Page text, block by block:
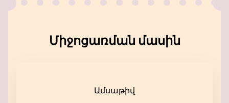
Միջոցառման մասին
Ամսաթիվ